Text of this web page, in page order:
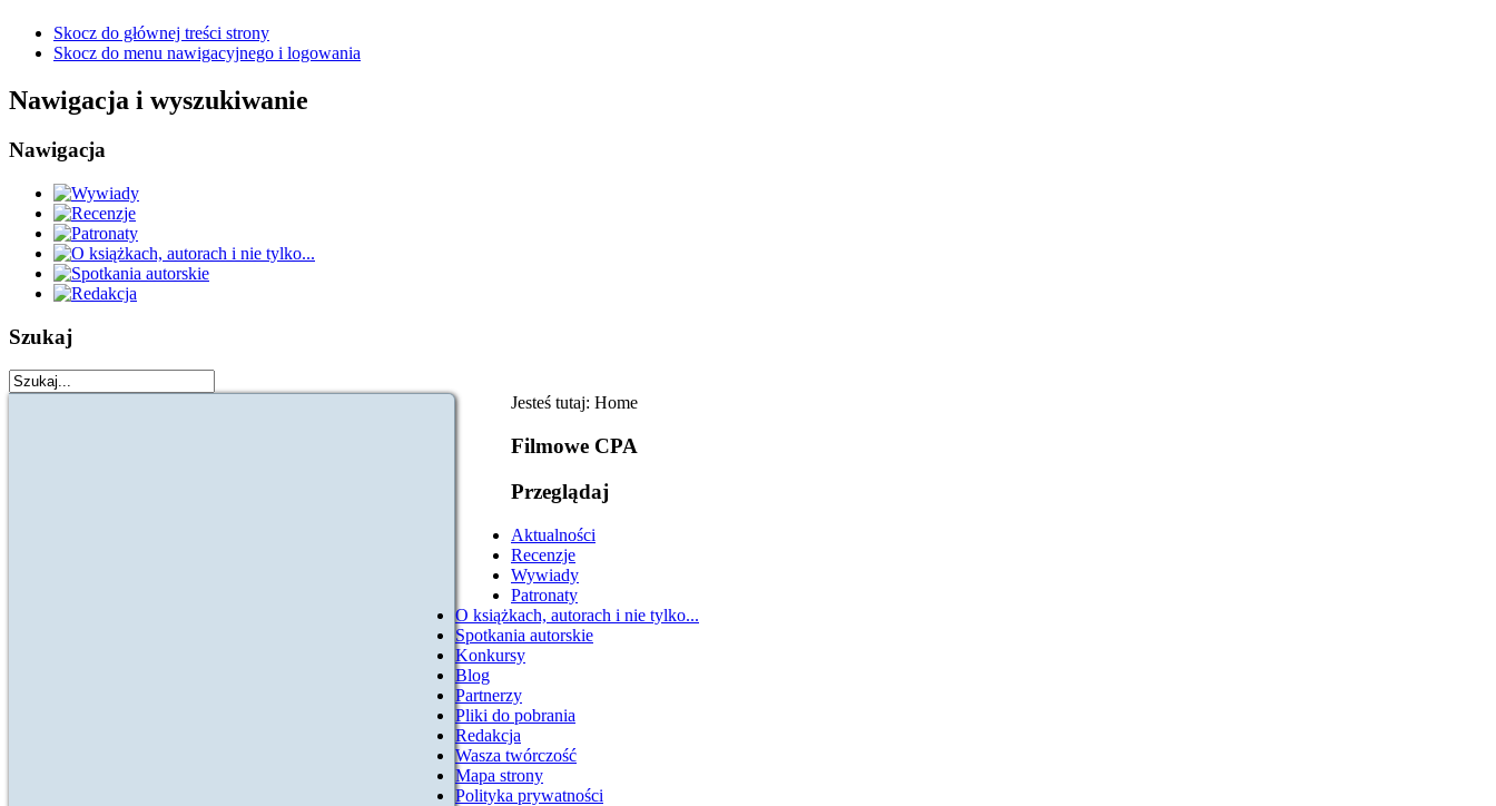
Skocz do głównej treści strony
Skocz do menu nawigacyjnego i logowania
Nawigacja i wyszukiwanie
Nawigacja
Szukaj
Jesteś tutaj: Home
Filmowe CPA
Przeglądaj
Aktualności
Recenzje
Wywiady
Patronaty
O książkach, autorach i nie tylko...
Spotkania autorskie
Konkursy
Blog
Partnerzy
Pliki do pobrania
Redakcja
Wasza twórczość
Mapa strony
Polityka prywatności